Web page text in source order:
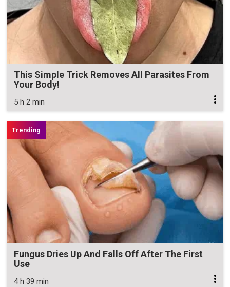
This Simple Trick Removes All Parasites From
Your Body!
5 h 2 min
Fungus Dries Up And Falls Off After The First
Use
4 h 39 min